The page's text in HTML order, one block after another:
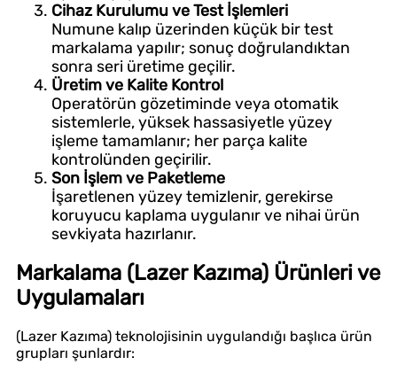
Cihaz Kurulumu ve Test İşlemleri
Numune kalıp üzerinden küçük bir test
markalama yapılır; sonuç doğrulandıktan
sonra seri üretime geçilir.
Üretim ve Kalite Kontrol
Operatörün gözetiminde veya otomatik
sistemlerle, yüksek hassasiyetle yüzey
işleme tamamlanır; her parça kalite
kontrolünden geçirilir.
Son İşlem ve Paketleme
İşaretlenen yüzey temizlenir, gerekirse
koruyucu kaplama uygulanır ve nihai ürün
sevkiyata hazırlanır.
Markalama (Lazer Kazıma) Ürünleri ve
Uygulamaları
(Lazer Kazıma) teknolojisinin uygulandığı başlıca ürün
grupları şunlardır: